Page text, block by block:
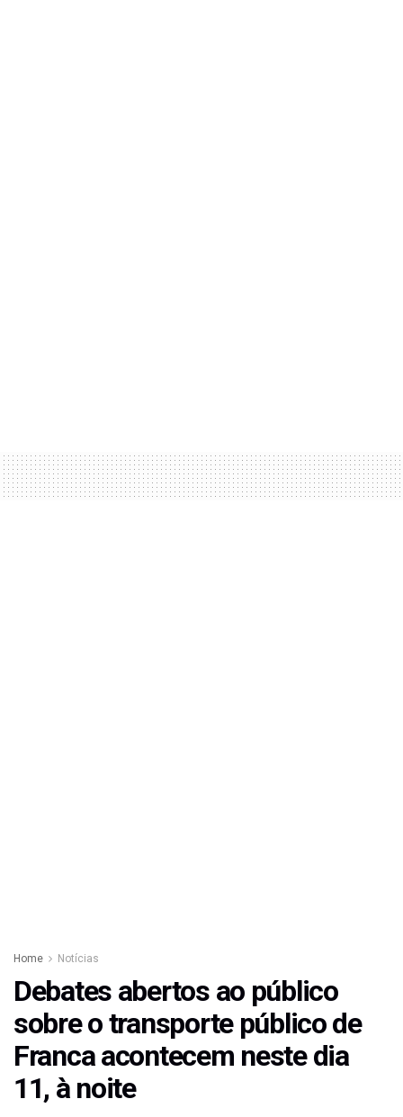
Home Notícias
Debates abertos ao público
sobre o transporte público de
Franca acontecem neste dia
11, à noite